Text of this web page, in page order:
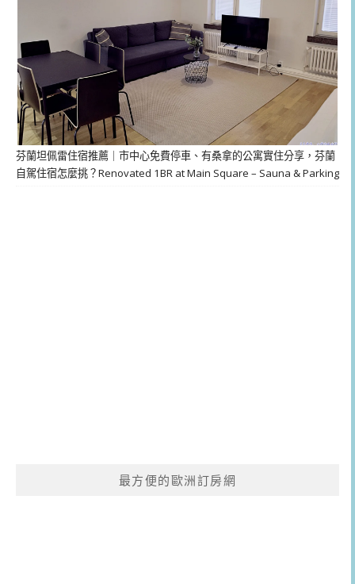
芬蘭坦佩雷住宿推薦｜市中心免費停車、有桑拿的公寓實住分享，芬蘭
自駕住宿怎麼挑？Renovated 1BR at Main Square – Sauna & Parking
最方便的歐洲訂房網